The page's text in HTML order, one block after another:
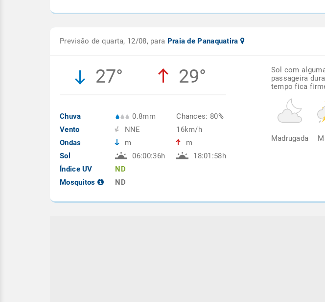
Previsão de quarta, 12/08, para Praia de Panaquatira
27° 29°
Chuva
Vento
Ondas
Sol
Índice UV
Mosquitos
0.8mm
NNE
m
06:00:36h
ND
ND
Chances: 80%
16km/h
m
18:01:58h
Sol com
passageira
tempo fica
Madrugada